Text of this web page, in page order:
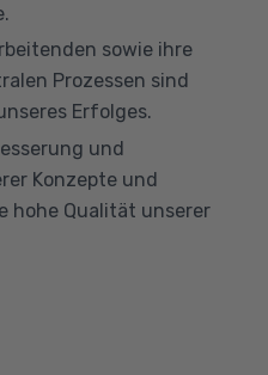
sowie ihre
Prozessen sind
Erfolges.
und
Konzepte und
hohe Qualität unserer